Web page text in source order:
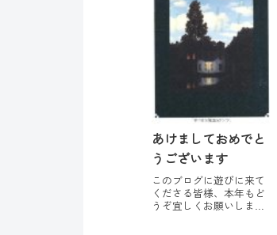
あけましておめでと
うございます
このブログに遊びに来て
くださる皆様、本年もど
うぞ宜しくお願いしま